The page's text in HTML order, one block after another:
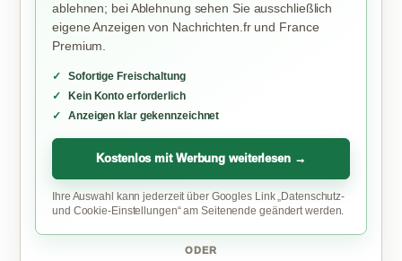
ablehnen; bei Ablehnung sehen Sie ausschließlich
eigene Anzeigen von Nachrichten.fr und France
Premium.
Sofortige Freischaltung
Kein Konto erforderlich
Anzeigen klar gekennzeichnet
Kostenlos mit Werbung weiterlesen →
Ihre Auswahl kann jederzeit über Googles Link „Datenschutz-
und Cookie-Einstellungen“ am Seitenende geändert werden.
ODER